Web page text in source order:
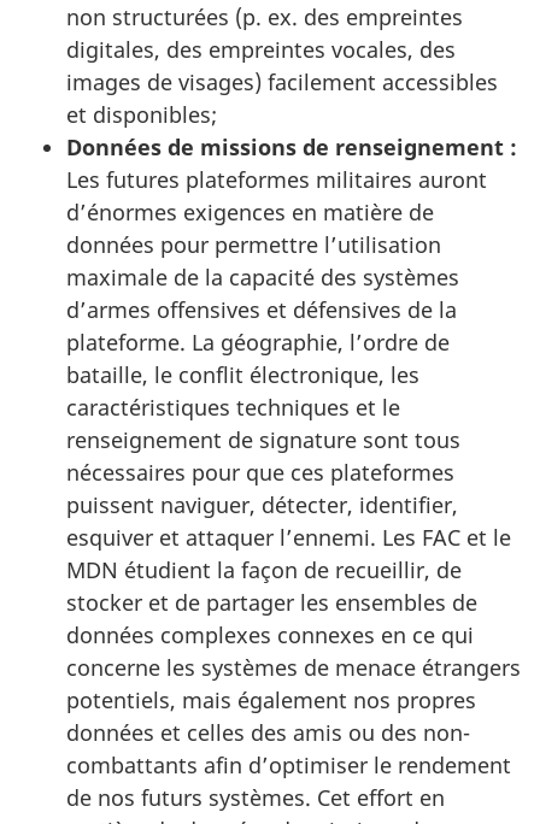
non structurées (p. ex. des empreintes
digitales, des empreintes vocales, des
images de visages) facilement accessibles
et disponibles;
Données de missions de renseignement :
Les futures plateformes militaires auront
d’énormes exigences en matière de
données pour permettre l’utilisation
maximale de la capacité des systèmes
d’armes offensives et défensives de la
plateforme. La géographie, l’ordre de
bataille, le conflit électronique, les
caractéristiques techniques et le
renseignement de signature sont tous
nécessaires pour que ces plateformes
puissent naviguer, détecter, identifier,
esquiver et attaquer l’ennemi. Les FAC et le
MDN étudient la façon de recueillir, de
stocker et de partager les ensembles de
données complexes connexes en ce qui
concerne les systèmes de menace étrangers
potentiels, mais également nos propres
données et celles des amis ou des non-
combattants afin d’optimiser le rendement
de nos futurs systèmes. Cet effort en